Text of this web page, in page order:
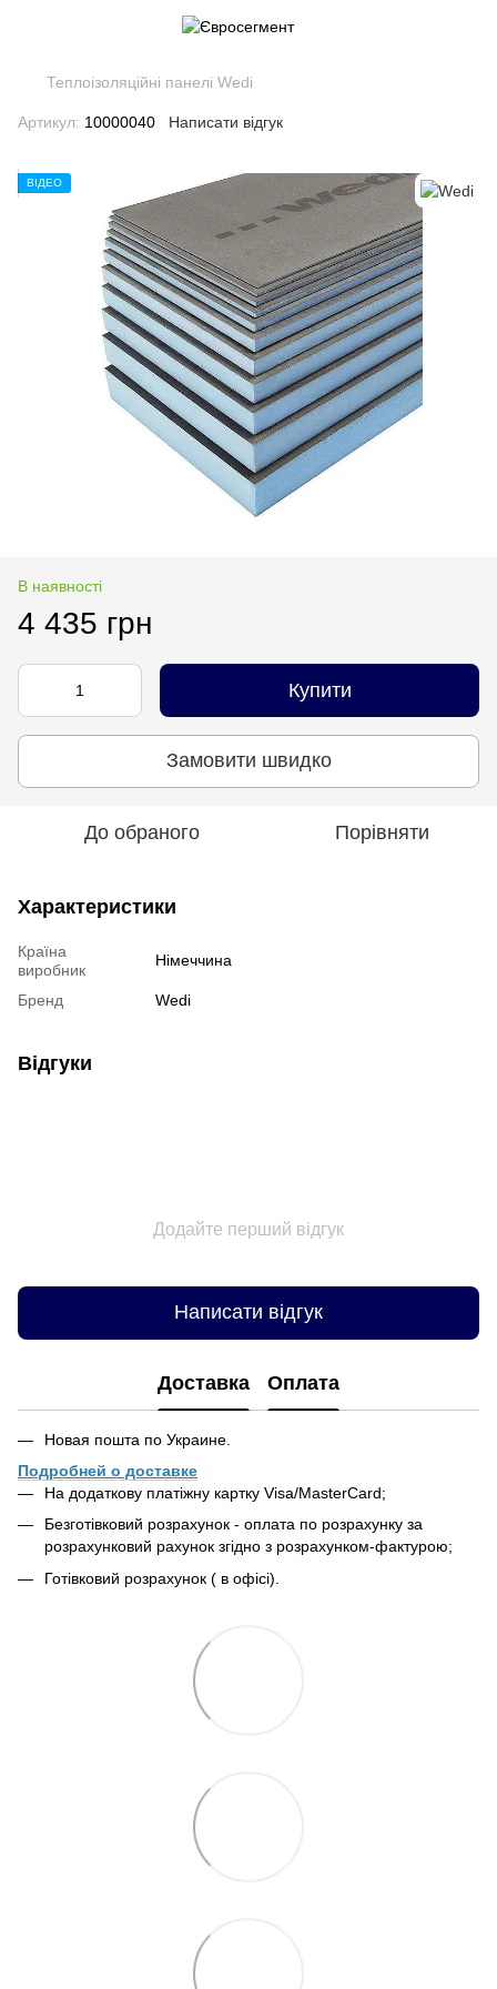
Теплоізоляційні панелі Wedi
Артикул: 10000040 Написати відгук
ВІДЕО
В наявності
4 435 грн
Купити
Замовити швидко
До обраного Порівняти
Характеристики
Країна
виробник
Німеччина
Бренд Wedi
Відгуки
Додайте перший відгук
Написати відгук
Доставка Оплата
Новая пошта по Украине.
Подробней о доставке
На додаткову платіжну картку Visa/MasterCard;
Безготівковий розрахунок - оплата по розрахунку за
розрахунковий рахунок згідно з розрахунком-фактурою;
Готівковий розрахунок ( в офісі).